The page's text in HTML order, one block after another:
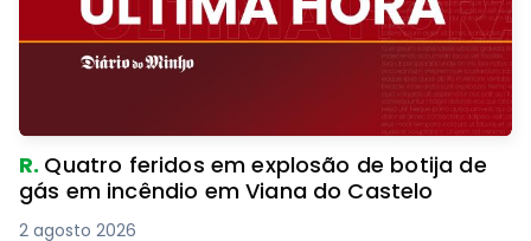
R. Quatro feridos em explosão de botija de
gás em incêndio em Viana do Castelo
2 agosto 2026